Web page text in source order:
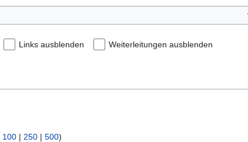
Links ausblenden Weiterleitungen ausblenden
100 | 250 | 500)